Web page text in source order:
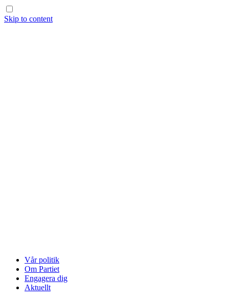
Skip to content
Vår politik
Om Partiet
Engagera dig
Aktuellt